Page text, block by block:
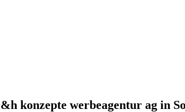
konzepte werbeagentur ag in